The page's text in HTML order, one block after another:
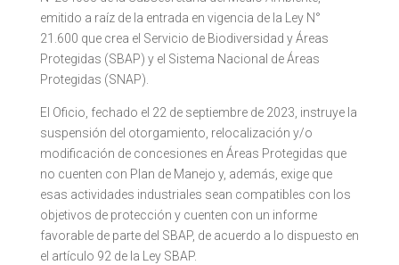
emitido a raíz de la entrada en vigencia de la Ley N°
21.600 que crea el Servicio de Biodiversidad y Áreas
Protegidas (SBAP) y el Sistema Nacional de Áreas
Protegidas (SNAP).
El Oficio, fechado el 22 de septiembre de 2023, instruye la
suspensión del otorgamiento, relocalización y/o
modificación de concesiones en Áreas Protegidas que
no cuenten con Plan de Manejo y, además, exige que
esas actividades industriales sean compatibles con los
objetivos de protección y cuenten con un informe
favorable de parte del SBAP, de acuerdo a lo dispuesto en
el artículo 92 de la Ley SBAP.